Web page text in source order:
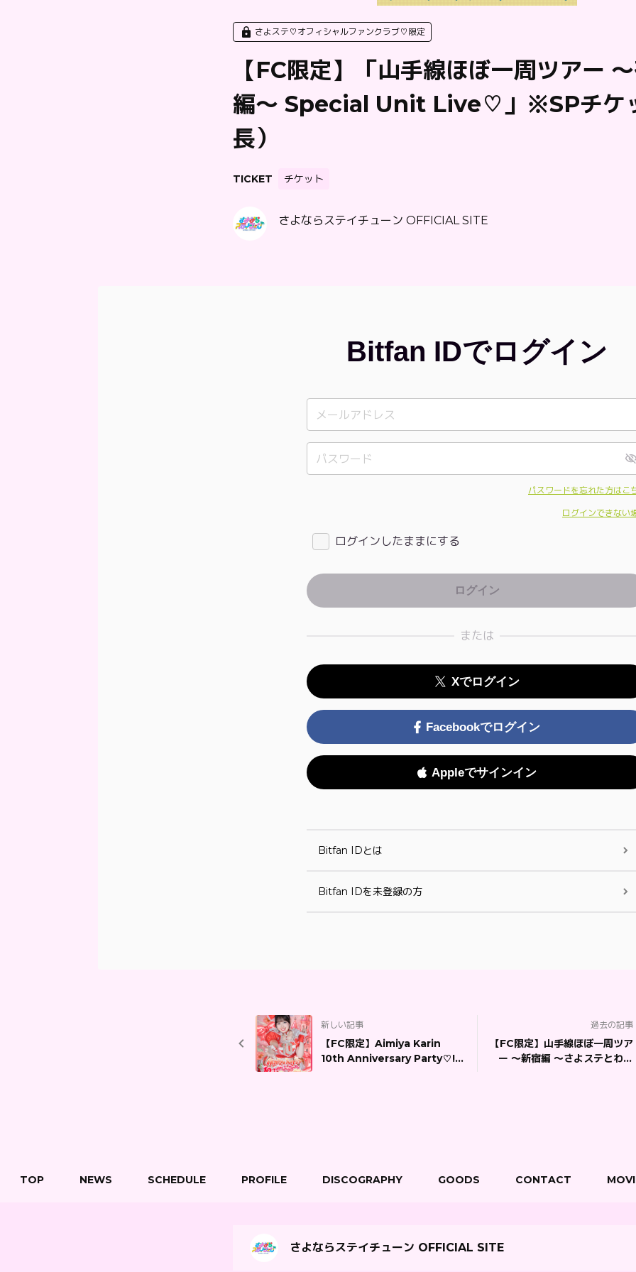
さよステ♡オフィシャルファンクラブ♡限定
【FC限定】「山手線ほぼ一周ツアー
編〜 Special Unit Live♡」※SPチケ
長）
TICKET チケット
さよならステイチューン OFFICIAL SITE
Bitfan IDでログイン
パスワードを忘れた方はこ
ログインできない
ログインしたままにする
または
Xでログイン
Facebookでログイン
Appleでサインイン
Bitfan IDとは
Bitfan IDを未登録の方
新しい記事
【FC限定】Aimiya Karin
10th Anniversary Party♡!!!
過去の記事
【FC限定】山手線ほぼ一周ツア
ー 〜新宿編 〜さよステとわち
TOP NEWS SCHEDULE PROFILE DISCOGRAPHY GOODS CONTACT
さよならステイチューン OFFICIAL SITE